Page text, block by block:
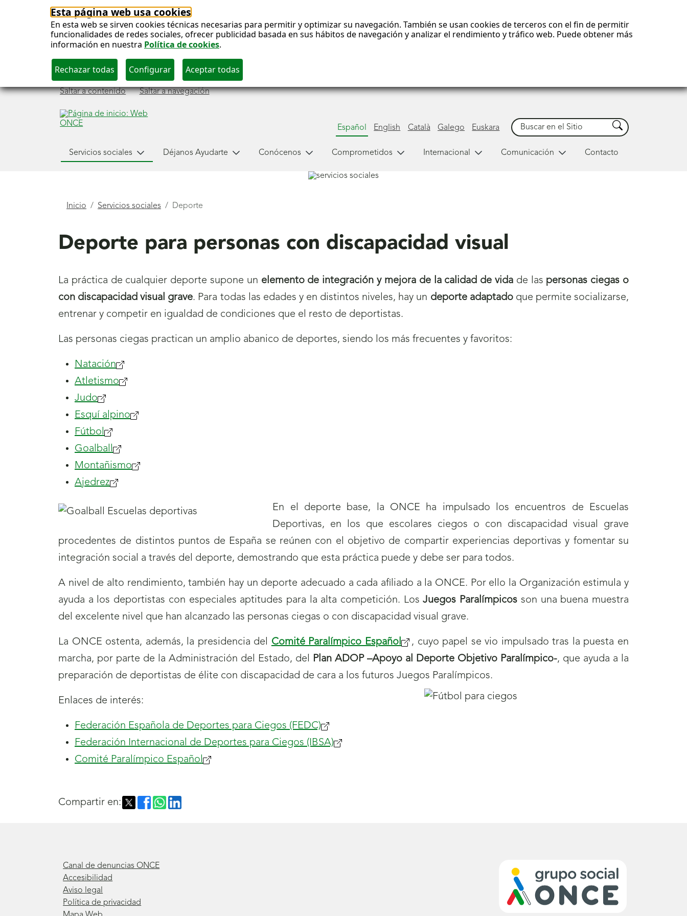
Esta página web usa cookies
En esta web se sirven cookies técnicas necesarias para permitir y optimizar su navegación. También se usan cookies de terceros con el fin de permitir
funcionalidades de redes sociales, ofrecer publicidad basada en sus hábitos de navegación y analizar el rendimiento y tráfico web. Puede obtener más
información en nuestra Política de cookies.
Saltar a contenido Saltar a navegación
Español English Català Galego Euskara
Buscar Buscar
Servicios sociales Déjanos Ayudarte Conócenos Comprometidos Internacional Comunicación Contacto
Servicios Sociales
Está
Inicio Servicios sociales Deporte
Deporte para personas con discapacidad visual
La práctica de cualquier deporte supone un elemento de integración y mejora de la calidad de vidade las personas ciegas o
con discapacidad visual grave. Para todas las edades y en distintos niveles, hay un deporte adaptado que permite socializarse,
entrenar y competir en igualdad de condiciones que el resto de deportistas.
Las personas ciegas practican un amplio abanico de deportes, siendo los más frecuentes y favoritos:
Natación
Atletismo
Judo
Esquí alpino
Fútbol
Goalball
Montañismo
Ajedrez
En el deporte base, la ONCE ha impulsado los encuentros de Escuelas
Deportivas, en los que escolares ciegos o con discapacidad visual grave
procedentes de distintos puntos de España se reúnen con el objetivo de compartir experiencias deportivas y fomentar su
integración social a través del deporte, demostrando que esta práctica puede y debe ser para todos.
A nivel de alto rendimiento, también hay un deporte adecuado a cada afiliado a la ONCE. Por ello la Organización estimula y
ayuda a los deportistas con especiales aptitudes para la alta competición. LosJuegos Paralímpicos son una buena muestra
del excelente nivel que han alcanzado las personas ciegas o con discapacidad visual grave.
La ONCE ostenta, además, la presidencia del Comité Paralímpico Español
, cuyo papel se vio impulsado tras la puesta en
marcha, por parte de la Administración del Estado, del Plan ADOP –Apoyo al Deporte Objetivo Paralímpico-, que ayuda a la
preparación de deportistas de élite con discapacidad de cara a los futuros Juegos Paralímpicos.
Enlaces de interés:
Federación Española de Deportes para Ciegos (FEDC)
Federación Internacional de Deportes para Ciegos (IBSA)
Comité Paralímpico Español
Compartir en:
Canal de denuncias ONCE
Accesibilidad
Aviso legal
Política de privacidad